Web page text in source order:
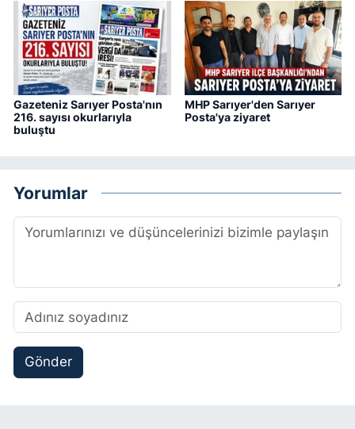
Gazeteniz Sarıyer Posta'nın
216. sayısı okurlarıyla
buluştu
MHP Sarıyer'den Sarıyer
Posta'ya ziyaret
Yorumlar
Gönder